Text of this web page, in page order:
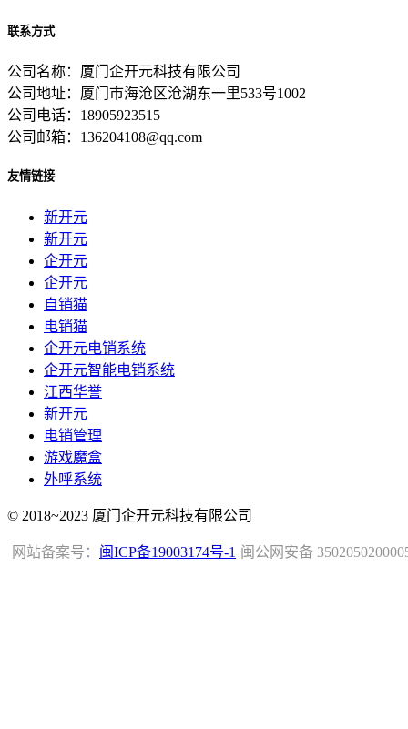
联系方式
公司名称：厦门企开元科技有限公司
公司地址：厦门市海沧区沧湖东一里533号1002
公司电话：18905923515
公司邮箱：136204108@qq.com
友情链接
新开元
新开元
企开元
企开元
自销猫
电销猫
企开元电销系统
企开元智能电销系统
江西华誉
新开元
电销管理
游戏魔盒
外呼系统
© 2018~2023 厦门企开元科技有限公司
闽公网安备
网站备案号： 闽ICP备19003174号-1